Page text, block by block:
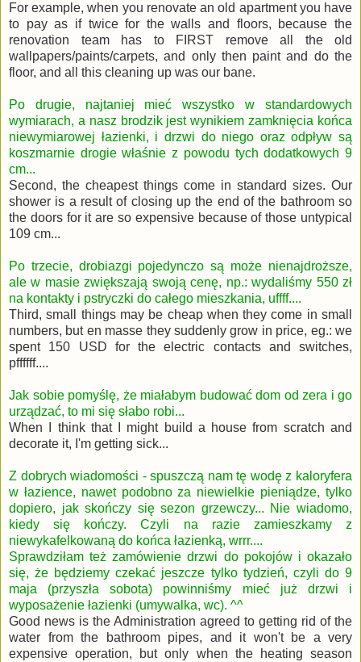
For example, when you renovate an old apartment you have
to pay as if twice for the walls and floors, because the
renovation team has to FIRST remove all the old
wallpapers/paints/carpets, and only then paint and do the
floor, and all this cleaning up was our bane.
Po drugie, najtaniej mieć wszystko w standardowych
wymiarach, a nasz brodzik jest wynikiem zamknięcia końca
niewymiarowej łazienki, i drzwi do niego oraz odpływ są
koszmarnie drogie właśnie z powodu tych dodatkowych 9
cm...
Second, the cheapest things come in standard sizes. Our
shower is a result of closing up the end of the bathroom so
the doors for it are so expensive because of those untypical
109 cm...
Po trzecie, drobiazgi pojedynczo są może nienajdroższe,
ale w masie zwiększają swoją cenę, np.: wydaliśmy 550 zł
na kontakty i pstryczki do całego mieszkania, uffff....
Third, small things may be cheap when they come in small
numbers, but en masse they suddenly grow in price, eg.: we
spent 150 USD for the electric contacts and switches,
pffffff....
Jak sobie pomyślę, że miałabym budować dom od zera i go
urządzać, to mi się słabo robi...
When I think that I might build a house from scratch and
decorate it, I'm getting sick...
Z dobrych wiadomości - spuszczą nam tę wodę z kaloryfera
w łazience, nawet podobno za niewielkie pieniądze, tylko
dopiero, jak skończy się sezon grzewczy... Nie wiadomo,
kiedy się kończy. Czyli na razie zamieszkamy z
niewykafelkowaną do końca łazienką, wrrr....
Sprawdziłam też zamówienie drzwi do pokojów i okazało
się, że będziemy czekać jeszcze tylko tydzień, czyli do 9
maja (przyszła sobota) powinniśmy mieć już drzwi i
wyposażenie łazienki (umywalka, wc). ^^
Good news is the Administration agreed to getting rid of the
water from the bathroom pipes, and it won't be a very
expensive operation, but only when the heating season